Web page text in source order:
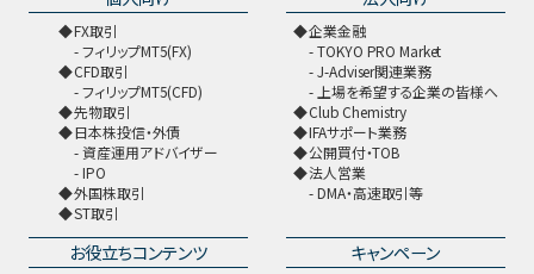
FX取引
フィリップMT5(FX)
CFD取引
フィリップMT5(CFD)
先物取引
日本株投信・外債
資産運用アドバイザー
IPO
外国株取引
ST取引
企業金融
TOKYO PRO Market
J-Adviser関連業務
上場を希望する企業の皆様へ
Club Chemistry
IFAサポート業務
公開買付・TOB
法人営業
DMA・高速取引等
お役立ちコンテンツ キャンペーン